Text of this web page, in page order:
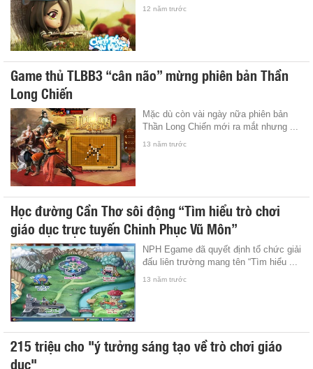
12 năm trước
Game thủ TLBB3 “cân não” mừng phiên bản Thần
Long Chiến
Mặc dù còn vài ngày nữa phiên bản
Thần Long Chiến mới ra mắt nhưng ...
13 năm trước
Học đường Cần Thơ sôi động “Tìm hiểu trò chơi
giáo dục trực tuyến Chinh Phục Vũ Môn”
NPH Egame đã quyết định tổ chức giải
đấu liên trường mang tên “Tìm hiểu ...
13 năm trước
215 triệu cho "ý tưởng sáng tạo về trò chơi giáo
dục"